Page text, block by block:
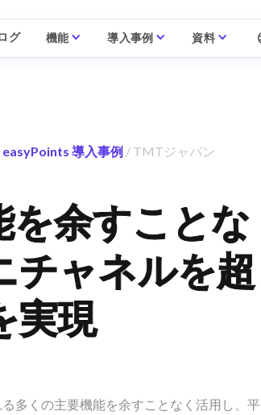
グ 機能 導入事例 資料
easyPoints 導入事例 / TMTジャパン
を余すことな
チャネルを超
実現
多くの主要機能を余すことなく活用し、平